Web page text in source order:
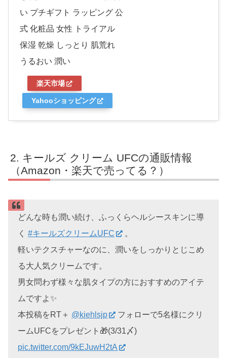
い プチギフト ラッピング 公
式 化粧品 女性 トライアル
保湿 乾燥 しっとり 肌荒れ
うるおい 潤い
楽天市場
Yahooショッピング
キールズ クリーム UFCの通販情報
（Amazon・楽天で売ってる？）
どんな時も潤い続け、ふっくらヘルシースキンに導
く#キールズクリームUFC
。
軽いテクスチャーなのに、潤いをしっかりとじこめ
る大人気クリームです。
男女問わず様々な肌タイプの方におすすめのアイテ
ムですよ✨
本投稿をRT＋ @kiehlsjp
フォローで5名様にクリ
ームUFCをプレゼント🎁(3/31〆)
pic.twitter.com/9kEJuwH2tA